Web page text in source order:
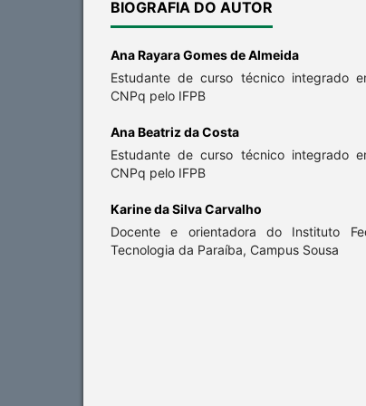
BIOGRAFIA DO AUTOR
Ana Rayara Gomes de Almeida
Estudante de curso técnico integrado
CNPq pelo IFPB
Ana Beatriz da Costa
Estudante de curso técnico integrado
CNPq pelo IFPB
Karine da Silva Carvalho
Docente e orientadora do Instituto
Tecnologia da Paraíba, Campus Sousa